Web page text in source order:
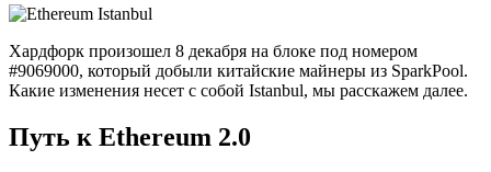
Хардфорк произошел 8 декабря на блоке под номером
#9069000, который добыли китайские майнеры из SparkPool.
Какие изменения несет с собой Istanbul, мы расскажем далее.
Путь к Ethereum 2.0